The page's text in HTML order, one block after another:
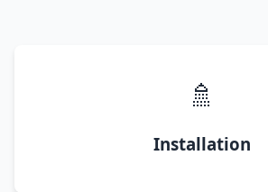
🚿
Installation